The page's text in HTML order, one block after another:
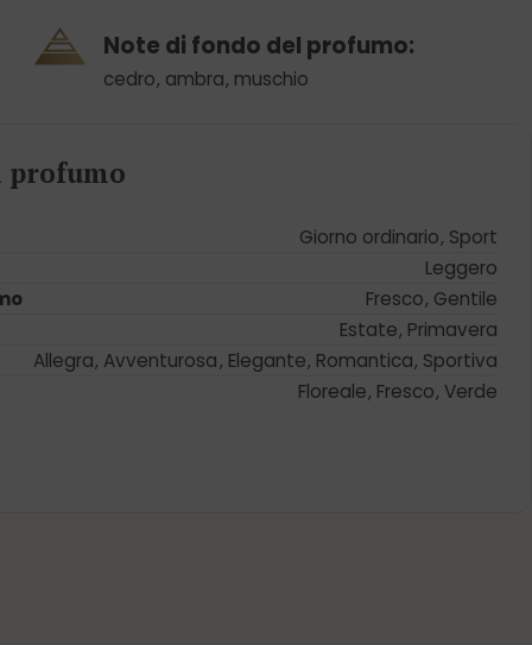
Note di fondo del profumo:
cedro, ambra, muschio
profumo
Giorno ordinario, Sport
Leggero
Fresco, Gentile
Estate, Primavera
Allegra, Avventurosa, Elegante, Romantica, Sportiva
Floreale, Fresco, Verde